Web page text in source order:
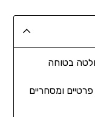
בטוחה
ומסחריים